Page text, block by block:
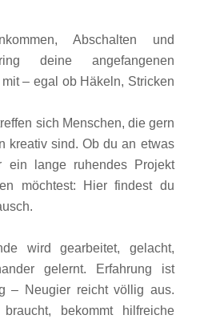
Abschalten und
deine angefangenen
– egal ob Häkeln, Stricken
sich Menschen, die gern
kreativ sind. Ob du an etwas
ein lange ruhendes Projekt
möchtest: Hier findest du
wird gearbeitet, gelacht,
gelernt. Erfahrung ist
– Neugier reicht völlig aus.
bekommt hilfreiche